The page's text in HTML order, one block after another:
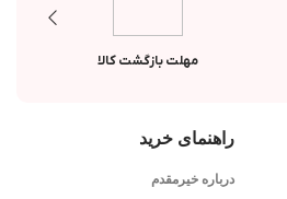
مهلت بازگشت کالا
راهنمای خرید
درباره خیرمقدم